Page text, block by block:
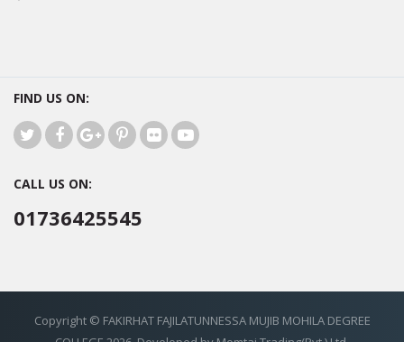
FIND US ON:
CALL US ON:
01736425545
Copyright © FAKIRHAT FAJILATUNNESSA MUJIB MOHILA DEGREE